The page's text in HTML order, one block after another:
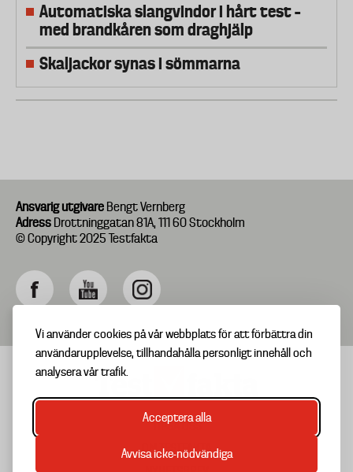
Vi använder cookies på vår webbplats för att förbättra din
användarupplevelse, tillhandahålla personligt innehåll och
analysera vår trafik.
Acceptera alla
Avvisa icke-nödvändiga
Automatiska slangvindor i hårt test –
med brandkåren som draghjälp
Skaljackor synas i sömmarna
Ansvarig utgivare Bengt Vernberg
Adress Drottninggatan 81A, 111 60 Stockholm
© Copyright 2025 Testfakta
Footer
menu
TIPSA OSS
OM TESTFAKTA